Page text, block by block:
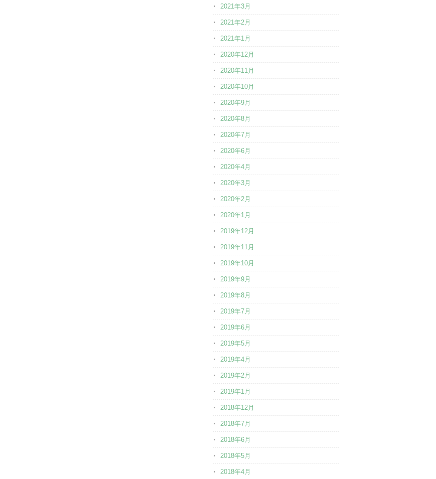
2021年3月
2021年2月
2021年1月
2020年12月
2020年11月
2020年10月
2020年9月
2020年8月
2020年7月
2020年6月
2020年4月
2020年3月
2020年2月
2020年1月
2019年12月
2019年11月
2019年10月
2019年9月
2019年8月
2019年7月
2019年6月
2019年5月
2019年4月
2019年2月
2019年1月
2018年12月
2018年7月
2018年6月
2018年5月
2018年4月